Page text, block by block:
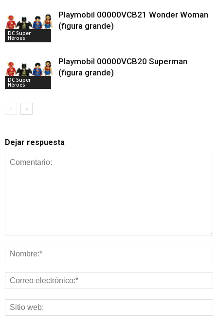
DC Super
Héroes
Playmobil 00000VCB21 Wonder Woman
(figura grande)
DC Super
Héroes
Playmobil 00000VCB20 Superman
(figura grande)
Dejar respuesta